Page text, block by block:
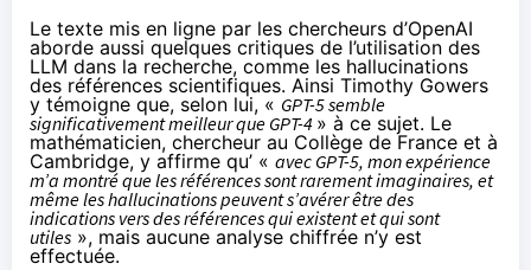
Le texte mis en ligne par les chercheurs d’OpenAI
aborde aussi quelques critiques de l’utilisation des
LLM dans la recherche, comme les hallucinations
des références scientifiques. Ainsi Timothy Gowers
y témoigne que, selon lui, « GPT-5 semble
significativement meilleur que GPT-4 » à ce sujet. Le
mathématicien, chercheur au Collège de France et à
Cambridge, y affirme qu’ « avec GPT-5, mon expérience
m’a montré que les références sont rarement imaginaires, et
même les hallucinations peuvent s’avérer être des
indications vers des références qui existent et qui sont
utiles », mais aucune analyse chiffrée n’y est
effectuée.